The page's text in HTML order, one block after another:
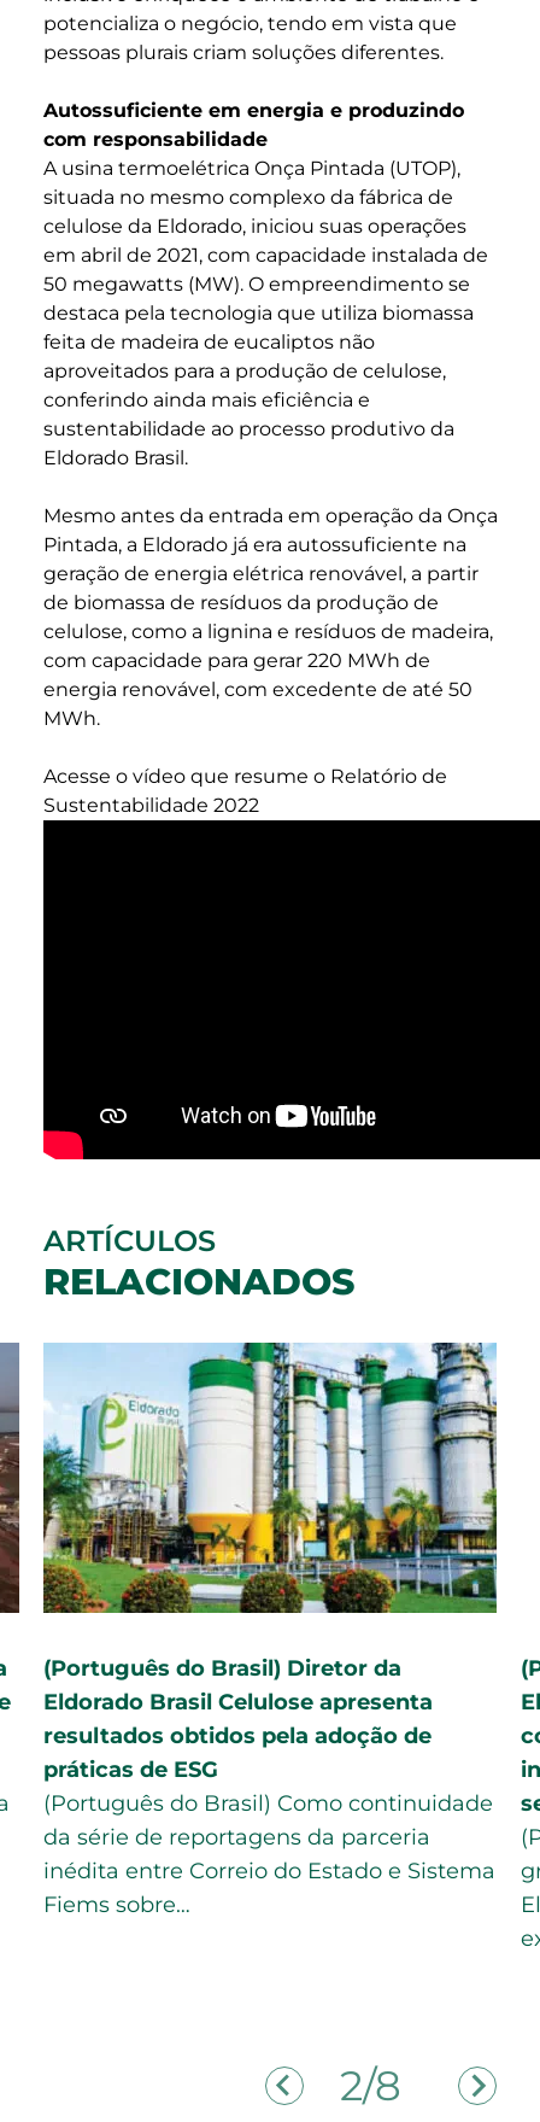
potencializa o negócio, tendo em vista que
pessoas plurais criam soluções diferentes.
Autossuficiente em energia e produzindo
com responsabilidade
A usina termoelétrica Onça Pintada (UTOP),
situada no mesmo complexo da fábrica de
celulose da Eldorado, iniciou suas operações
em abril de 2021, com capacidade instalada de
50 megawatts (MW). O empreendimento se
destaca pela tecnologia que utiliza biomassa
feita de madeira de eucaliptos não
aproveitados para a produção de celulose,
conferindo ainda mais eficiência e
sustentabilidade ao processo produtivo da
Eldorado Brasil.
Mesmo antes da entrada em operação da Onça
Pintada, a Eldorado já era autossuficiente na
geração de energia elétrica renovável, a partir
de biomassa de resíduos da produção de
celulose, como a lignina e resíduos de madeira,
com capacidade para gerar 220 MWh de
energia renovável, com excedente de até 50
MWh.
Acesse o vídeo que resume o Relatório de
Sustentabilidade 2022
ARTÍCULOS
RELACIONADOS
(Português do Brasil) Diretor da
Eldorado Brasil Celulose apresenta
resultados obtidos pela adoção de
práticas de ESG
(Português do Brasil) Como continuidade
da série de reportagens da parceria
inédita entre Correio do Estado e Sistema
Fiems sobre…
2/8